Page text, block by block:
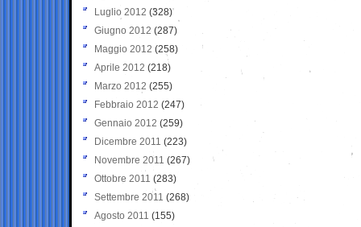
Luglio 2012 (328)
Giugno 2012 (287)
Maggio 2012 (258)
Aprile 2012 (218)
Marzo 2012 (255)
Febbraio 2012 (247)
Gennaio 2012 (259)
Dicembre 2011 (223)
Novembre 2011 (267)
Ottobre 2011 (283)
Settembre 2011 (268)
Agosto 2011 (155)